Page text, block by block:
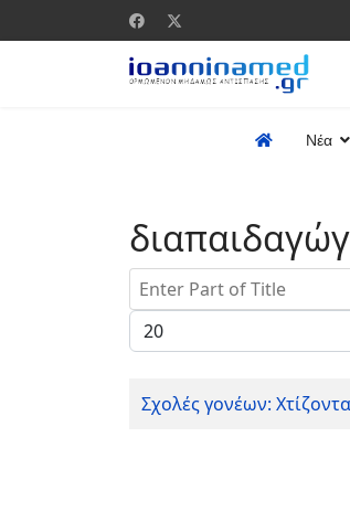
Νέα
Enter Part of Title
Display #
Σχολές γονέων: